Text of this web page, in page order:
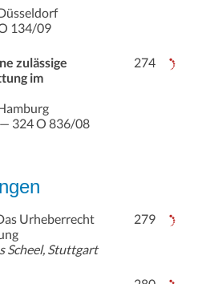
134/09
zulässige
im
324 O 836/08
274
Urheberrecht
Scheel, Stuttgart
279